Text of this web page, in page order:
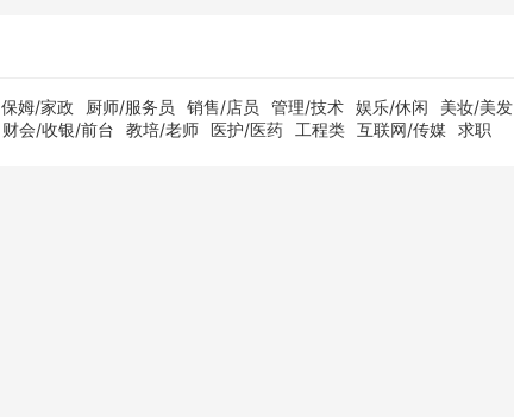
保姆/家政 厨师/服务员 销售/店员 管理/技术 娱乐/休闲
美妆/美发
财会/收银/前台 教培/老师 医护/医药 工程类 互联网/传媒 求职